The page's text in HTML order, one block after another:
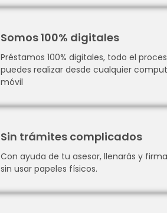
Somos 100% digitales
Préstamos 100% digitales, todo el
puedes realizar desde cualquier
móvil
Sin trámites complicados
Con ayuda de tu asesor, llenarás y
sin usar papeles físicos.